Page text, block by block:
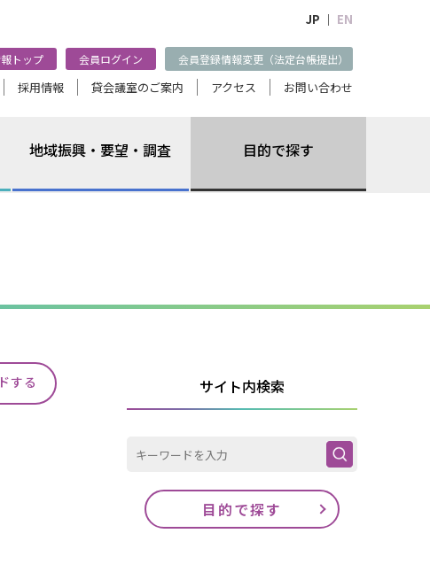
JP ｜ EN
トップ 会員ログイン 会員登録情報変更（法定台帳提出）
採用情報 貸会議室のご案内 アクセス お問い合わせ
地域振興・要望・調査 目的で探す
する サイト内検索
目的で探す